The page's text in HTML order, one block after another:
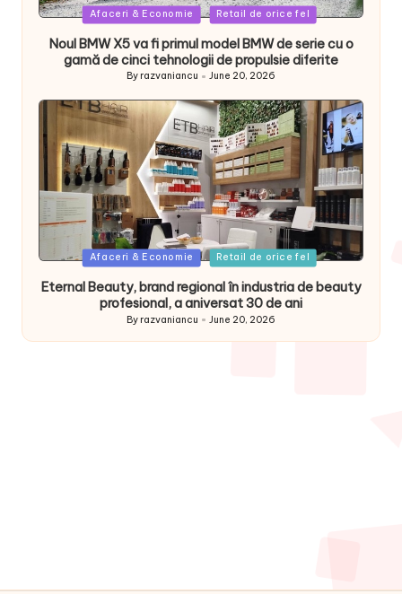
Posted
Afaceri & Economie Retail de orice fel
Noul BMW X5 va fi primul model BMW de serie cu o
gamă de cinci tehnologii de propulsie diferite
Posted
By razvaniancu June 20, 2026
Posted
Afaceri & Economie Retail de orice fel
Eternal Beauty, brand regional în industria de beauty
profesional, a aniversat 30 de ani
Posted
By razvaniancu June 20, 2026